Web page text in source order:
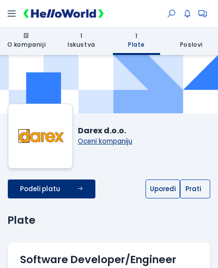
O kompaniji
1
Iskustva
1
Plate
Poslovi
Darex d.o.o.
Oceni kompaniju
Podeli platu Uporedi Prati
Plate
Software Developer/Engineer